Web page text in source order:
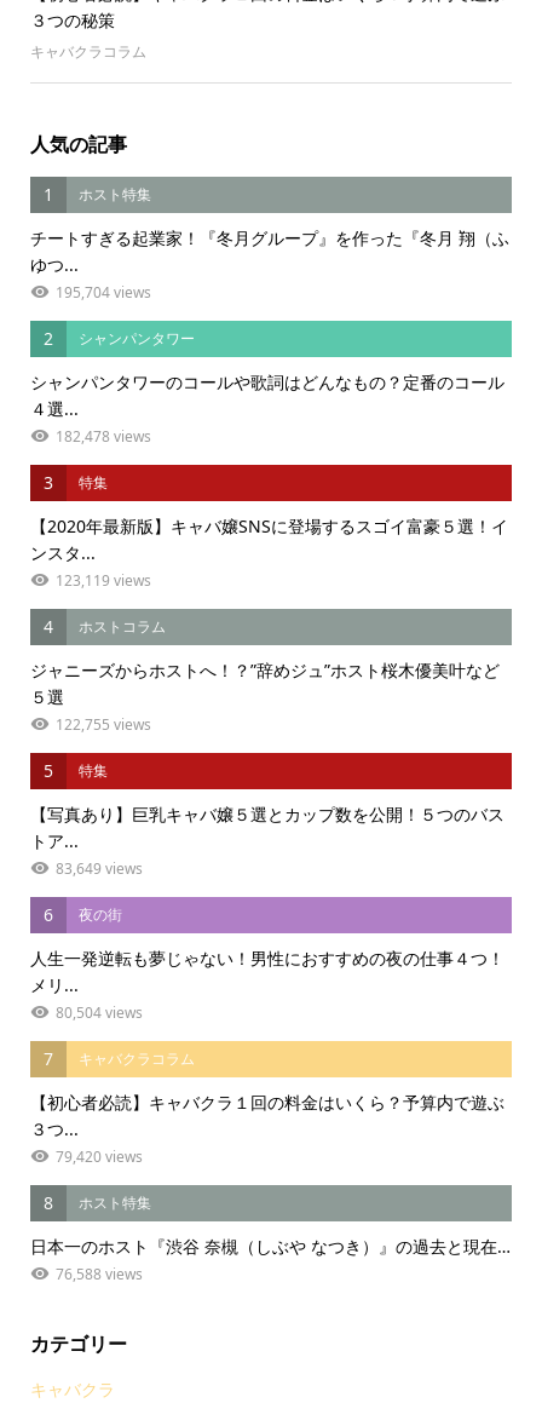
３つの秘策
キャバクラコラム
人気の記事
1 ホスト特集
チートすぎる起業家！『冬月グループ』を作った『冬月 翔（ふ
ゆつ...
195,704 views
2 シャンパンタワー
シャンパンタワーのコールや歌詞はどんなもの？定番のコール
４選...
182,478 views
3 特集
【2020年最新版】キャバ嬢SNSに登場するスゴイ富豪５選！イ
ンスタ...
123,119 views
4 ホストコラム
ジャニーズからホストへ！？”辞めジュ”ホスト桜木優美叶など
５選
122,755 views
5 特集
【写真あり】巨乳キャバ嬢５選とカップ数を公開！５つのバス
トア...
83,649 views
6 夜の街
人生一発逆転も夢じゃない！男性におすすめの夜の仕事４つ！
メリ...
80,504 views
7 キャバクラコラム
【初心者必読】キャバクラ１回の料金はいくら？予算内で遊ぶ
３つ...
79,420 views
8 ホスト特集
日本一のホスト『渋谷 奈槻（しぶや なつき）』の過去と現在…
76,588 views
カテゴリー
キャバクラ